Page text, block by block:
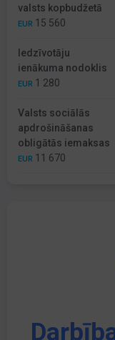
valsts kopbudžetā
EUR 15 560
Iedzīvotāju
ienākuma nodoklis
EUR 1 280
Valsts sociālās
apdrošināšanas
obligātās iemaksas
EUR 11 670